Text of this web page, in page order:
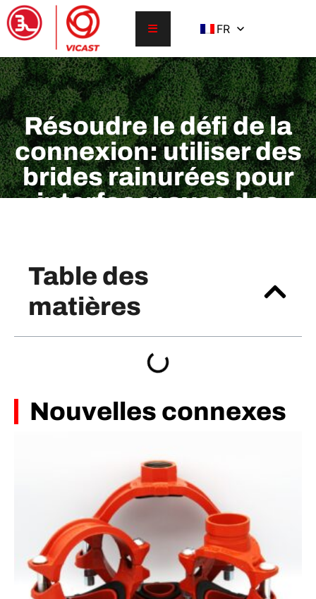
FR
Résoudre le défi de la
connexion: utiliser des
brides rainurées pour
interfacer avec des
Table des
matières
Nouvelles connexes